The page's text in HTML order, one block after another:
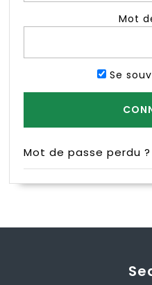
Mot
Se
Mot de passe perdu ?